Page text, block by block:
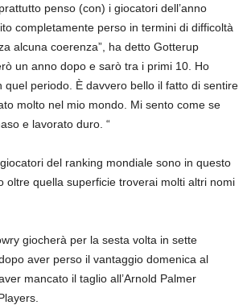
penso (con) i giocatori dell’anno
completamente perso in termini di difficoltà
alcuna coerenza”, ha detto Gotterup
un anno dopo e sarò tra i primi 10. Ho
quel periodo. È davvero bello il fatto di sentire
molto nel mio mondo. Mi sento come se
e lavorato duro. “
del ranking mondiale sono in questo
oltre quella superficie troverai molti altri nomi
giocherà per la sesta volta in sette
aver perso il vantaggio domenica al
mancato il taglio all’Arnold Palmer